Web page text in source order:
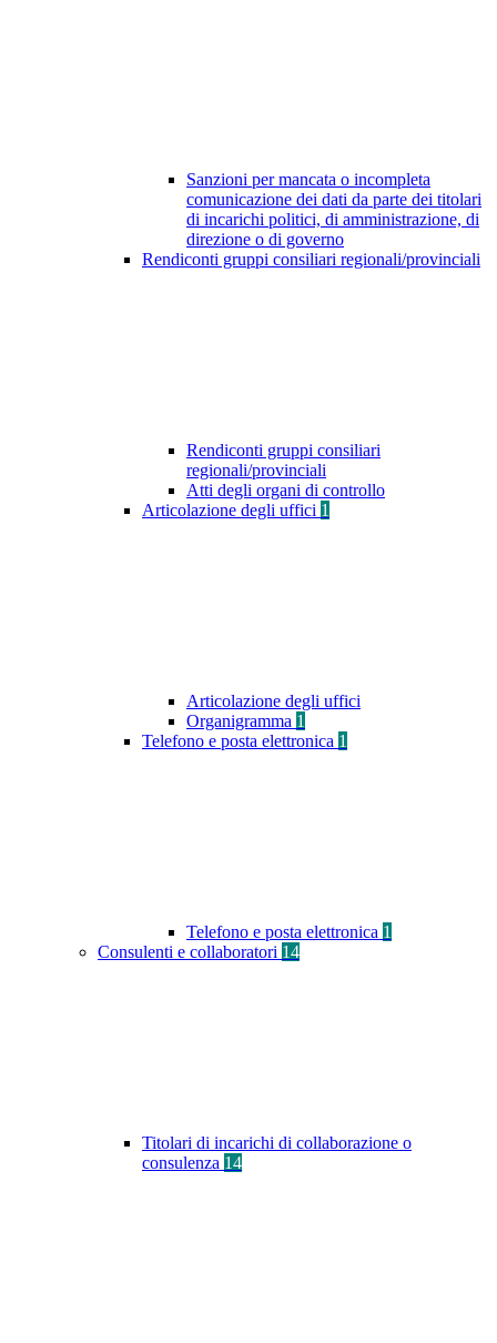
Sanzioni per mancata o incompleta
comunicazione dei dati da parte dei titolari
di incarichi politici, di amministrazione, di
direzione o di governo
Rendiconti gruppi consiliari regionali/provinciali
Rendiconti gruppi consiliari
regionali/provinciali
Atti degli organi di controllo
Articolazione degli uffici 1
Articolazione degli uffici
Organigramma 1
Telefono e posta elettronica 1
Telefono e posta elettronica 1
Consulenti e collaboratori 14
Titolari di incarichi di collaborazione o
consulenza 14